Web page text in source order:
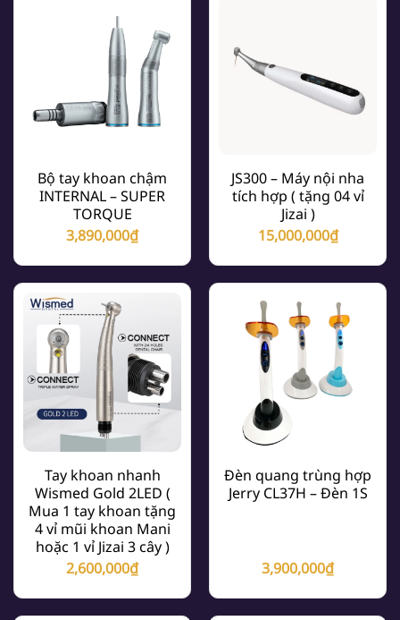
Bộ tay khoan chậm
INTERNAL – SUPER
TORQUE
3,890,000₫
JS300 – Máy nội nha
tích hợp ( tặng 04 vỉ
Jizai )
15,000,000₫
Tay khoan nhanh
Wismed Gold 2LED (
Mua 1 tay khoan tặng
4 vỉ mũi khoan Mani
hoặc 1 vỉ Jizai 3 cây )
2,600,000₫
Đèn quang trùng hợp
Jerry CL37H – Đèn 1S
3,900,000₫